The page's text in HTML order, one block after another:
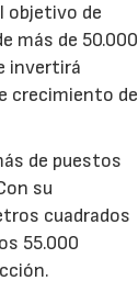
objetivo de
más de 50.000
invertirá
crecimiento de
de puestos
su
cuadrados
55.000